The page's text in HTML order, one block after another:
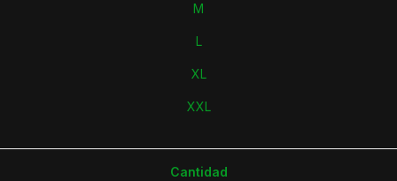
M
L
XL
XXL
Cantidad